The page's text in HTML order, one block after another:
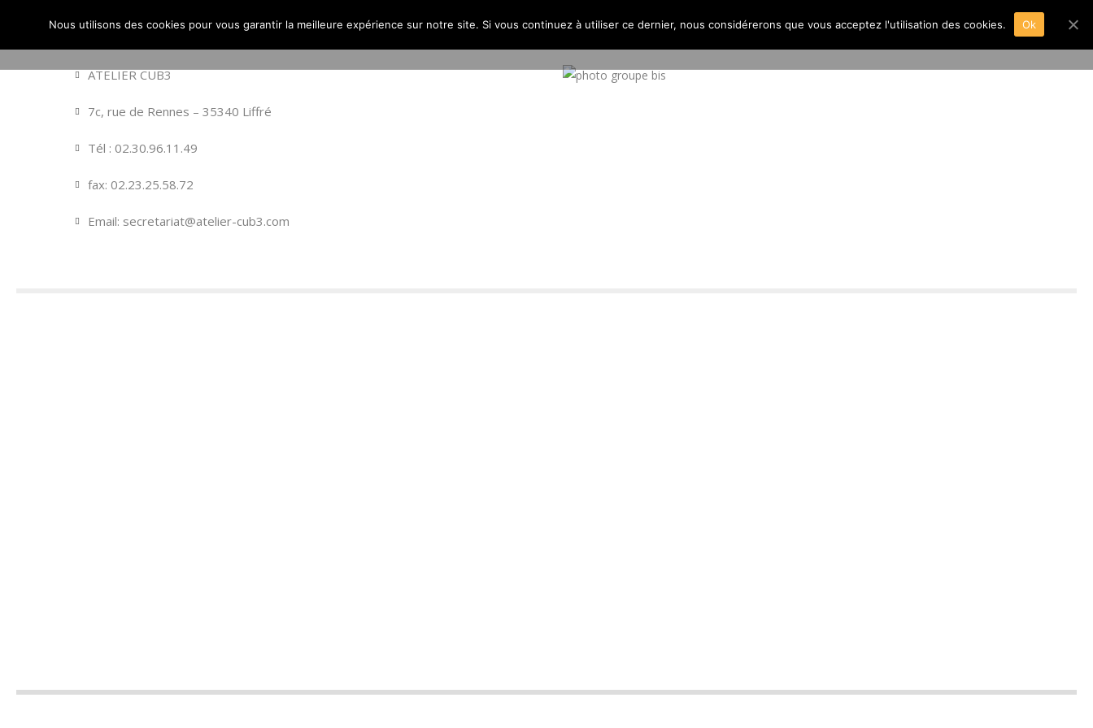
ACCUEIL PROJETS L’AGENCE CONTACT
ATELIER CUB3
7c, rue de Rennes – 35340 Liffré
Tél : 02.30.96.11.49
fax: 02.23.25.58.72
Email: secretariat@atelier-cub3.com
Nous utilisons des cookies pour vous garantir la meilleure expérience sur notre site. Si vous continuez à utiliser ce dernier, nous considérerons que vous acceptez l'utilisation des cookies. Ok